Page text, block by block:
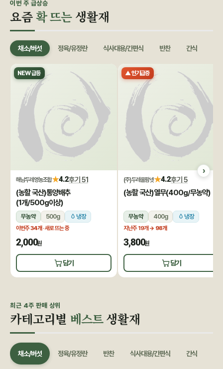
이번 주 급상승
요즘확 뜨는생활재
채소/버섯 정육/유정란 식사대용/간편식 반찬 간식
NEW 급등
해남두레영농조합★4.2후기 51
(농할 국산)통양배추
(1개/500g이상)
무농약 500g 냉장
이번주34개 · 새로 뜨는 중
2,000원
담기
▲ 인기급증
(주)두레올팜넷★4.2후기 5
(농할 국산)열무(400g/무농약)
무농약 400g 냉장
지난주 19개 → 98개
3,800원
담기
최근 4주 판매 상위
카테고리별 베스트생활재
채소/버섯 정육/유정란 반찬 식사대용/간편식 간식